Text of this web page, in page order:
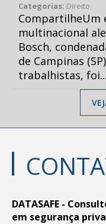
Categorias: Direito
CompartilheUm
multinacional
Bosch,
de Campinas
trabalhistas, foi...
DATASAFE -
em segurança